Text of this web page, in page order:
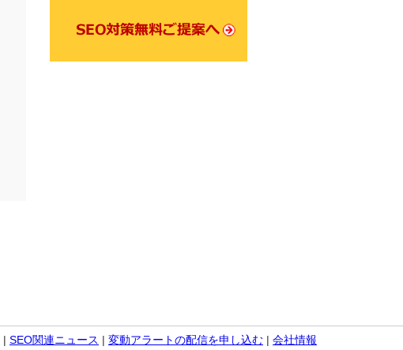
| SEO関連ニュース | 変動アラートの配信を申し込む | 会社情報